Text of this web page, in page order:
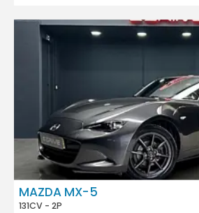
MAZDA MX-5
131CV - 2P